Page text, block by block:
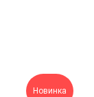
Новинка